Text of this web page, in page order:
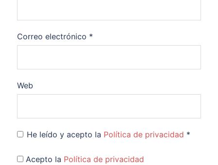
Correo electrónico *
Web
He leído y acepto la Política de privacidad *
Acepto la Política de privacidad